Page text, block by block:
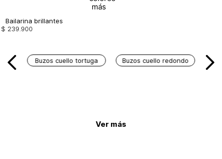
Bailarina brillantes
$ 239 900
Buzos cuello tortuga Buzos cuello redondo
Ver más